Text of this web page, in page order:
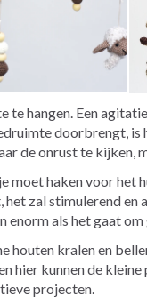
hangen. Een
doorbrengt,
de onrust te kijken,
haken voor het
zal stimulerend
enorm als het gaat om
houten kralen en
hier kunnen de
projecten.